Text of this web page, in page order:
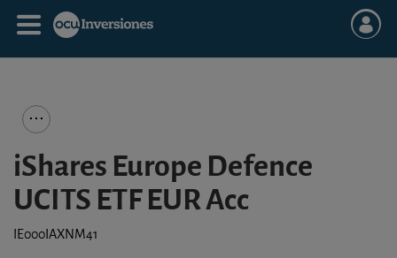
iShares Europe Defence
UCITS ETF EUR Acc
IE000IAXNM41